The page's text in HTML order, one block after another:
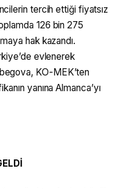
tercih ettiği fiyatsız
126 bin 275
hak kazandı.
evlenerek
KO-MEK’ten
yanına Almanca’yı